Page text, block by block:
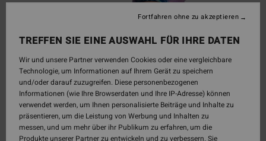
TREFFEN SIE EINE AUSWAHL FÜR IHRE DATEN
Wir und unsere Partner verwenden Cookies oder eine vergleichbare
Technologie, um Informationen auf Ihrem Gerät zu speichern
und/oder darauf zuzugreifen. Diese personenbezogenen
Informationen (wie Ihre Browserdaten und Ihre IP-Adresse) können
verwendet werden, um Ihnen personalisierte Beiträge und Inhalte zu
präsentieren, um die Leistung von Werbung und Inhalten zu
messen, und um mehr über ihr Publikum zu erfahren, um die
Produkte unserer Partner zu entwickeln und zu verbessern. Sie
Fortfahren ohne zu akzeptieren